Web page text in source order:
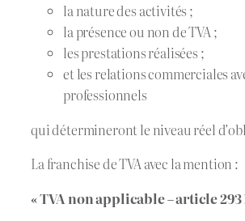
la nature des activités ;
la présence ou non de TVA ;
les prestations réalisées ;
et les relations commerciales
professionnels
qui détermineront le niveau réel
La franchise de TVA avec la mention :
« TVA non applicable – article 293